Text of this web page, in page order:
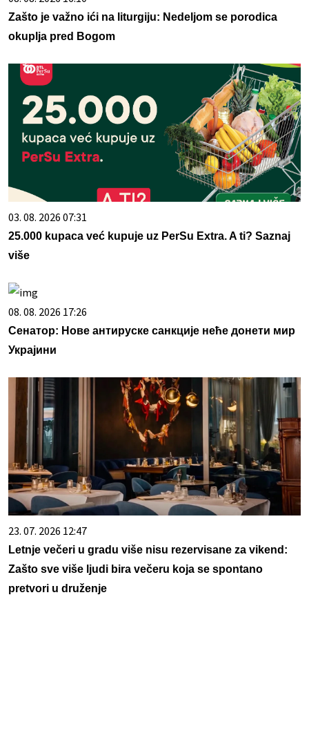
Zašto je važno ići na liturgiju: Nedeljom se porodica
okuplja pred Bogom
03. 08. 2026 07:31
25.000 kupaca već kupuje uz PerSu Extra. A ti? Saznaj
više
08. 08. 2026 17:26
Сенатор: Нове антируске санкције неће донети мир
Украјини
23. 07. 2026 12:47
Letnje večeri u gradu više nisu rezervisane za vikend:
Zašto sve više ljudi bira večeru koja se spontano
pretvori u druženje